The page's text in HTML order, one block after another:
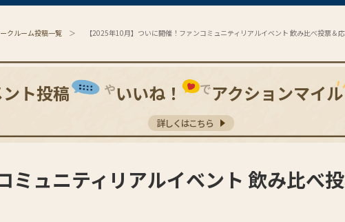
ークルーム投稿一覧 【2025年10月】ついに開催！ファンコミュニティリアルイベント 飲み比べ投票＆
ト投稿 やいいね！ でアクションマイル
詳しくはこちら
ミュニティリアルイベント 飲み比べ